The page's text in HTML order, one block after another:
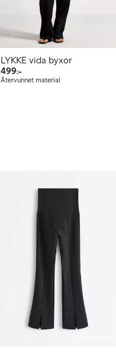
LYKKE vida byxor
499:-499,00 kr
Återvunnet material